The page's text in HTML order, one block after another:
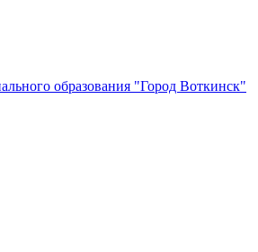
образования "Город Воткинск"